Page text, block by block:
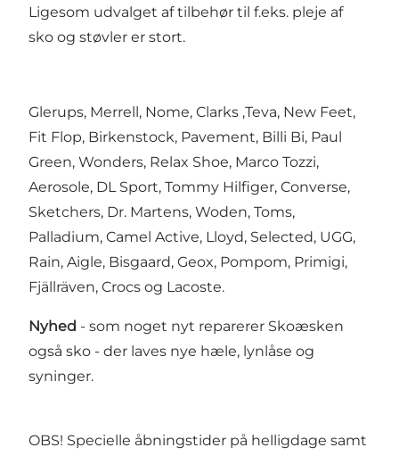
Ligesom udvalget af tilbehør til f.eks. pleje af
sko og støvler er stort.
Glerups, Merrell, Nome, Clarks ,Teva, New Feet,
Fit Flop, Birkenstock, Pavement, Billi Bi, Paul
Green, Wonders, Relax Shoe, Marco Tozzi,
Aerosole, DL Sport, Tommy Hilfiger, Converse,
Sketchers, Dr. Martens, Woden, Toms,
Palladium, Camel Active, Lloyd, Selected, UGG,
Rain, Aigle, Bisgaard, Geox, Pompom, Primigi,
Fjällräven, Crocs og Lacoste.
Nyhed - som noget nyt reparerer Skoæsken
også sko - der laves nye hæle, lynlåse og
syninger.
OBS! Specielle åbningstider på helligdage samt